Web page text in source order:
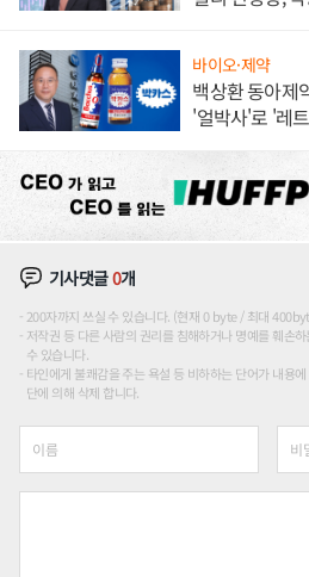
바이오·제약
백상환 동아제
'얼박사'로 '레
기사댓글0개
200자까지 쓰실 수 있습니다. (현재 0 byte / 최대
저작권 등 다른 사람의 권리를 침해하거나 명예를 훼손
수 있습니다.
타인에게 불쾌감을 주는 욕설 등 비하하는 단어가 내용
단에 의해 삭제 합니다.